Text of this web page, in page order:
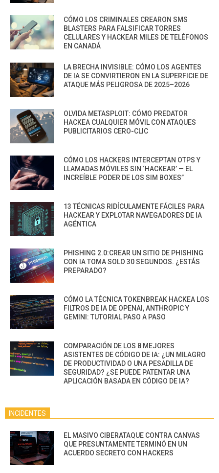
CÓMO LOS CRIMINALES CREARON SMS
BLASTERS PARA FALSIFICAR TORRES
CELULARES Y HACKEAR MILES DE TELÉFONOS
EN CANADÁ
LA BRECHA INVISIBLE: CÓMO LOS AGENTES
DE IA SE CONVIRTIERON EN LA SUPERFICIE DE
ATAQUE MÁS PELIGROSA DE 2025–2026
OLVIDA METASPLOIT: CÓMO PREDATOR
HACKEA CUALQUIER MÓVIL CON ATAQUES
PUBLICITARIOS CERO-CLIC
CÓMO LOS HACKERS INTERCEPTAN OTPS Y
LLAMADAS MÓVILES SIN ‘HACKEAR’ — EL
INCREÍBLE PODER DE LOS SIM BOXES”
13 TÉCNICAS RIDÍCULAMENTE FÁCILES PARA
HACKEAR Y EXPLOTAR NAVEGADORES DE IA
AGÉNTICA
PHISHING 2.0:CREAR UN SITIO DE PHISHING
CON IA TOMA SOLO 30 SEGUNDOS. ¿ESTÁS
PREPARADO?
CÓMO LA TÉCNICA TOKENBREAK HACKEA LOS
FILTROS DE IA DE OPENAI, ANTHROPIC Y
GEMINI: TUTORIAL PASO A PASO
COMPARACIÓN DE LOS 8 MEJORES
ASISTENTES DE CÓDIGO DE IA: ¿UN MILAGRO
DE PRODUCTIVIDAD O UNA PESADILLA DE
SEGURIDAD? ¿SE PUEDE PATENTAR UNA
APLICACIÓN BASADA EN CÓDIGO DE IA?
INCIDENTES
EL MASIVO CIBERATAQUE CONTRA CANVAS
QUE PRESUNTAMENTE TERMINÓ EN UN
ACUERDO SECRETO CON HACKERS